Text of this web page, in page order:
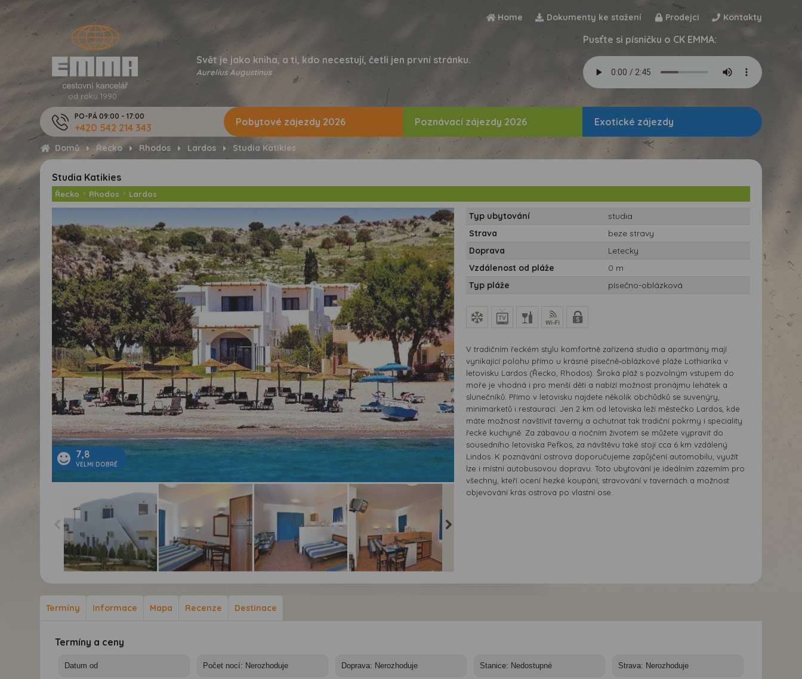
Home Dokumenty ke stažení Prodejci Kontakty
od roku 1990
Svět je jako kniha, a ti, kdo necestují, četli jen první stránku.
Aurelius Augustinus
Pusťte si písničku o CK EMMA:
PO-PÁ 09:00 - 17:00
+420 542 214 343
Domů Řecko Rhodos Lardos Studia Katikies
Pobytové zájezdy 2026 Poznávací zájezdy 2026 Exotické zájezdy
Studia Katikies
Řecko > Rhodos > Lardos
7,8
VELMI DOBRÉ
Katikies
Katikies
Katikies
Typ ubytování
studia
Strava
beze stravy
Doprava
Letecky
Vzdálenost od pláže
0 m
Typ pláže
písečno-oblázková
V tradičním řeckém stylu komfortně zařízená studia a apartmány mají
vynikající polohu přímo u krásné písečně‑oblázkové pláže Lothiarika v
letovisku Lardos (Řecko, Rhodos). Široká pláž s pozvolným vstupem do
moře je vhodná i pro menší děti a nabízí možnost pronájmu lehátek a
slunečníků. Přímo v letovisku najdete několik obchůdků se suvenýry,
minimarketů i restaurací. Jen 2 km od letoviska leží městečko Lardos, kde
máte možnost navštívit taverny a ochutnat tak tradiční pokrmy i speciality
řecké kuchyně. Za zábavou a nočním životem se můžete vypravit do
sousedního letoviska Pefkos, za návštěvu také stojí cca 6 km vzdálený
Lindos. K poznávání ostrova doporučujeme zapůjčení automobilu, využít
lze i místní autobusovou dopravu. Toto ubytování je ideálním zázemím pro
všechny, kteří ocení hezké koupání, stravování v tavernách a možnost
objevování krás ostrova po vlastní ose.
Termíny Informace Mapa Recenze Destinace
Termíny a ceny